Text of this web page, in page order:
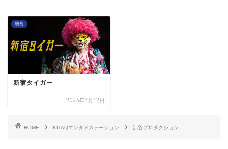
映画
新宿タイガー
2023年4月12日
HOME KITAQエンタメステーション 渋谷プロダクション